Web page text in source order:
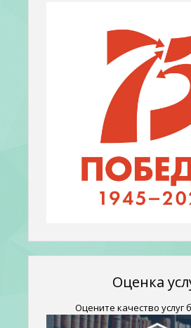
Оценка
Оцените качество услуг